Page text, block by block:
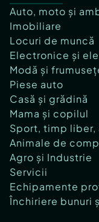
Auto, moto și
Imobiliare
Locuri de muncă
Electronice și
Modă și
Piese auto
Casă și grădină
Mama și copilul
Sport, timp liber,
Animale de
Agro și Industrie
Servicii
Echipamente
Închiriere bunuri